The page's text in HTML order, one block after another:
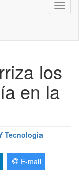
los
en la
Tecnologia
E-mail